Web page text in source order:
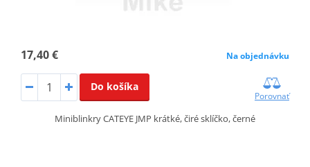
17,40 € Na objednávku
Do košíka
Porovnať
Miniblinkry CATEYE JMP krátké, čiré sklíčko, černé